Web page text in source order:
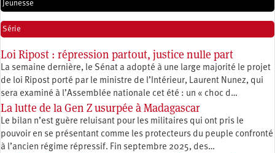
Jeunesse
Série
Loi Ripost : répression partout, justice nulle part
La semaine dernière, le Sénat a adopté à une large majorité le projet
de loi Ripost porté par le ministre de l’Intérieur, Laurent Nunez, qui
sera examiné à l’Assemblée nationale cet été : un « choc d…
La lutte de la Gen Z usurpée à Madagascar
Le bilan n’est guère reluisant pour les militaires qui ont pris le
pouvoir en se présentant comme les protecteurs du peuple confronté
à l’ancien régime répressif. Fin septembre 2025, des…